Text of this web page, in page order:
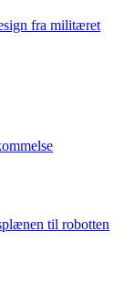
fra militæret
til robotten